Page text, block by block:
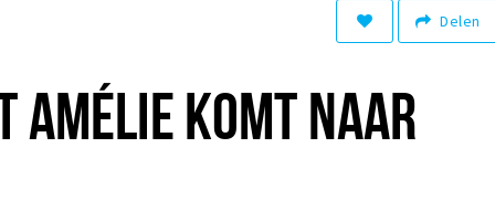
Delen
AMÉLIE KOMT NAAR